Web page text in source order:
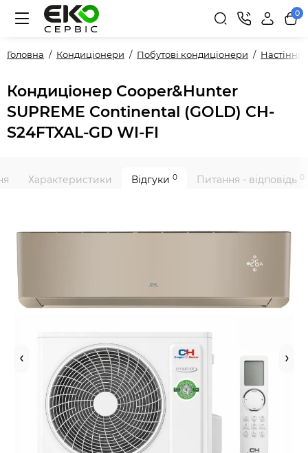
0
Головна Кондиціонери Побутові кондиціонери Настінні
Кондиціонер Cooper&Hunter
SUPREME Continental (GOLD) CH-
S24FTXAL-GD WI-FI
Характеристики Відгуки 0 Питання - відповідь 0